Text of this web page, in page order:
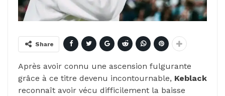
Share
Après avoir connu une ascension fulgurante
grâce à ce titre devenu incontournable, Keblack
reconnaît avoir vécu difficilement la baisse